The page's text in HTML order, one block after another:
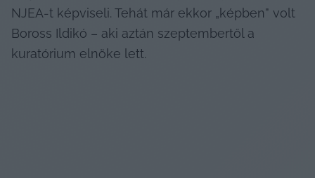
NJEA-t képviseli. Tehát már ekkor „képben” volt
Boross Ildikó – aki aztán szeptembertől a
kuratórium elnöke lett.